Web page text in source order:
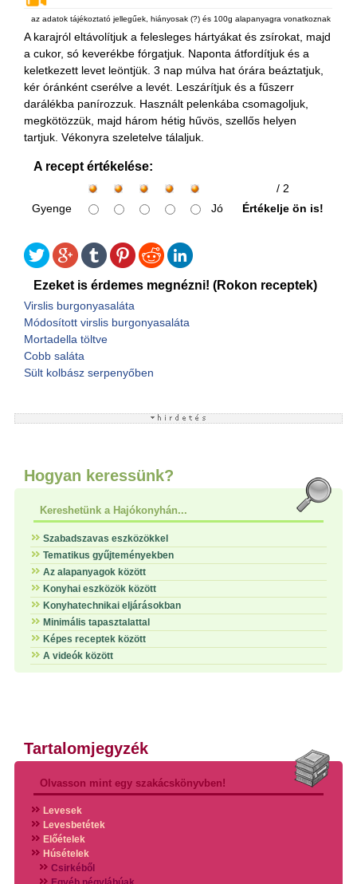
az adatok tájékoztató jellegűek, hiányosak (?) és 100g alapanyagra vonatkoznak
A karajról eltávolítjuk a felesleges hártyákat és zsírokat, majd
a cukor, só keverékbe fórgatjuk. Naponta átfordítjuk és a
keletkezett levet leöntjük. 3 nap múlva hat órára beáztatjuk,
kér óránként cserélve a levét. Leszárítjuk és a fűszerr
darálékba panírozzuk. Használt pelenkába csomagoljuk,
megkötözzük, majd három hétig hűvös, szellős helyen
tartjuk. Vékonyra szeletelve tálaljuk.
A recept értékelése:
/ 2
Gyenge
Jó Értékelje ön is!
Ezeket is érdemes megnézni! (Rokon receptek)
Virslis burgonyasaláta
Módosított virslis burgonyasaláta
Mortadella töltve
Cobb saláta
Sült kolbász serpenyőben
Hogyan keressünk?
Kereshetünk a Hajókonyhán...
Szabadszavas eszközökkel
Tematikus gyűjteményekben
Az alapanyagok között
Konyhai eszközök között
Konyhatechnikai eljárásokban
Minimális tapasztalattal
Képes receptek között
A videók között
Tartalomjegyzék
Olvasson mint egy szakácskönyvben!
Levesek
Levesbetétek
Előételek
Húsételek
Csirkéből